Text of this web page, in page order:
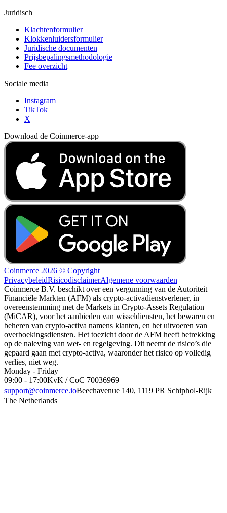
Juridisch
Klachtenformulier
Klokkenluidersformulier
Juridische documenten
Prijsbepalingsmethodologie
Fee overzicht
Sociale media
Instagram
TikTok
X
Download de Coinmerce-app
Coinmerce 2026 © Copyright
PrivacybeleidRisicodisclaimerAlgemene voorwaarden
Coinmerce B.V. beschikt over een vergunning van de Autoriteit
Financiële Markten (AFM) als crypto-activadienstverlener, in
overeenstemming met de Markets in Crypto-Assets Regulation
(MiCAR), voor het aanbieden van wisseldiensten, het bewaren en
beheren van crypto-activa namens klanten, en het uitvoeren van
overboekingsdiensten. Het toezicht door de AFM heeft betrekking
op de naleving van wet- en regelgeving. Dit neemt de risico’s die
gepaard gaan met crypto-activa, waaronder het risico op volledig
verlies, niet weg.
Monday - Friday
09:00 - 17:00KvK / CoC 70036969
support@coinmerce.ioBeechavenue 140, 1119 PR Schiphol-Rijk
The Netherlands